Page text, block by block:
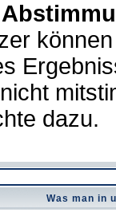
dazu.
Was man in